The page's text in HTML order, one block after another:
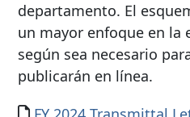
departamento. El
un mayor enfoque en la
según sea necesario
publicarán en línea.